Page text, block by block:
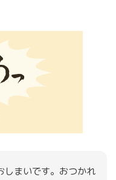
しまいです。おつかれ